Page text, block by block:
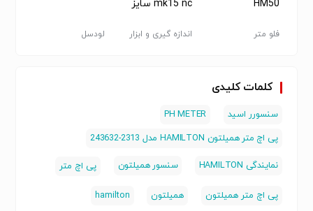
HM50
فلو متر
mk15 nc سایز
اندازه گیری و ابزار
لودسل
کلمات کلیدی
سنسورر اسید
PH METER
پی اچ متر همیلتون HAMILTON مدل 2313-243632
نمایندگی HAMILTON سنسور همیلتون پی اچ متر
پی اچ متر همیلتون همیلتون hamilton